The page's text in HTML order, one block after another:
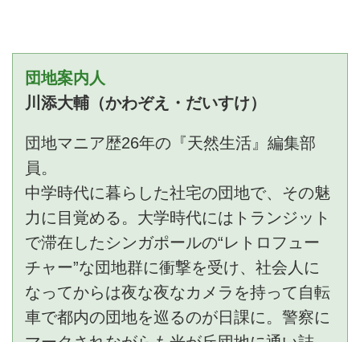
団地案内人
川添大輔（かわぞえ・だいすけ）
団地マニア歴26年の『天然生活』編集部
員。
中学時代に暮らした社宅の団地で、その魅
力に目覚める。大学時代にはトランジット
で滞在したシンガポールの“レトロフュー
チャー”な団地群に衝撃を受け、社会人に
なってからは夜な夜なカメラを持って自転
車で都内の団地を巡るのが日課に。警察に